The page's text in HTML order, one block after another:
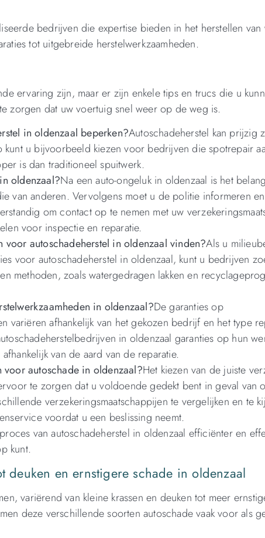
bedrijven die expertise bieden in het herstellen
tot uitgebreide herstelwerkzaamheden.
ervaring zijn, maar er zijn enkele tips en trucs die u
zorgen dat uw voertuig snel weer op de weg is.
in oldenzaal beperken?Autoschadeherstel kan prijzig
kunt u bijvoorbeeld kiezen voor bedrijven die spotrepair
is dan traditioneel spuitwerk.
oldenzaal?Na een auto-ongeluk in oldenzaal is het
van anderen. Vervolgens moet u de politie informeren
om contact op te nemen met uw
voor inspectie en reparatie.
autoschadeherstel in oldenzaal vinden?Als u
voor autoschadeherstel in oldenzaal, kunt u bedrijven
methoden, zoals watergedragen lakken en
in oldenzaal?De garanties op
variëren afhankelijk van het gekozen bedrijf en het type
in oldenzaal garanties op hun
van de aard van de reparatie.
autoschade in oldenzaal?Het kiezen van de juiste
te zorgen dat u voldoende gedekt bent in geval van
verzekeringsmaatschappijen te vergelijken en te
voordat u een beslissing neemt.
van autoschadeherstel in oldenzaal efficiënter en
kunt.
deuken en ernstigere schade in oldenzaal
variërend van kleine krassen en deuken tot meer
deze verschillende soorten autoschade vaak voor als